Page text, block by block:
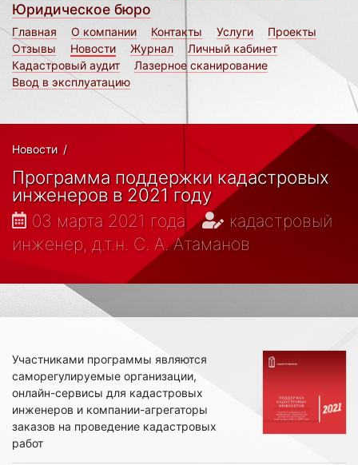
Юридическое бюро
Главная О компании Контакты Услуги
Проекты
Отзывы
Новости Журнал
Личный кабинет
Кадастровый аудит
Лазерное сканирование
Ввод в эксплуатацию
Новости /
Программа поддержки кадастровых
инженеров в 2021 году
03 марта 2021 года
кадастровый
инженер, д.т.н. С. А. Атаманов
Участниками программы являются
саморегулируемые организации,
онлайн-сервисы для кадастровых
инженеров и компании-агрегаторы
заказов на проведение кадастровых
работ